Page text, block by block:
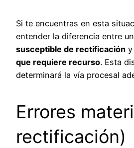
Si te encuentras en esta
entender la diferencia entre un
susceptible de rectificación y
que requiere recurso. Esta
determinará la vía procesal
Errores
rectificación)